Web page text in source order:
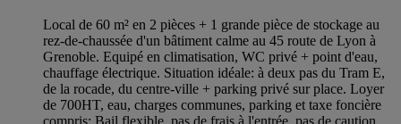
Local de 60 m² en 2 pièces + 1 grande pièce de stockage au
rez-de-chaussée d'un bâtiment calme au 45 route de Lyon à
Grenoble. Equipé en climatisation, WC privé + point d'eau,
chauffage électrique. Situation idéale: à deux pas du Tram E,
de la rocade, du centre-ville + parking privé sur place. Loyer
de 700HT, eau, charges communes, parking et taxe foncière